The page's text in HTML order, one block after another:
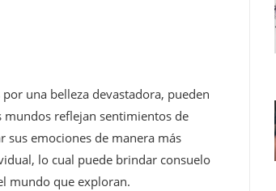
una belleza devastadora, pueden
reflejan sentimientos de
sus emociones de manera más
lo cual puede brindar consuelo
mundo que exploran.